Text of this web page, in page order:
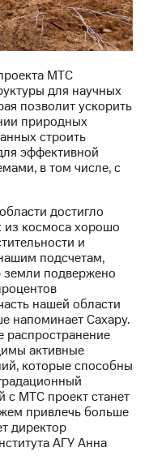
МТС
для научных
позволит ускорить
природных
строить
эффективной
в том числе, с
достигло
космоса хорошо
и
подсчетам,
земли подвержено
нашей области
напоминает Сахару.
распространение
активные
которые способны
с МТС проект станет
привлечь больше
директор
АГУ Анна